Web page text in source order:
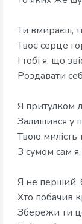
Ти вмираєш,
​Твоє серце
​І тобі я, що
​Роздавати
Я притулком
​Залишився у
​Твою
​З сумом сам я,
​Я не перший,
​Хто побачив
​Збережи ти